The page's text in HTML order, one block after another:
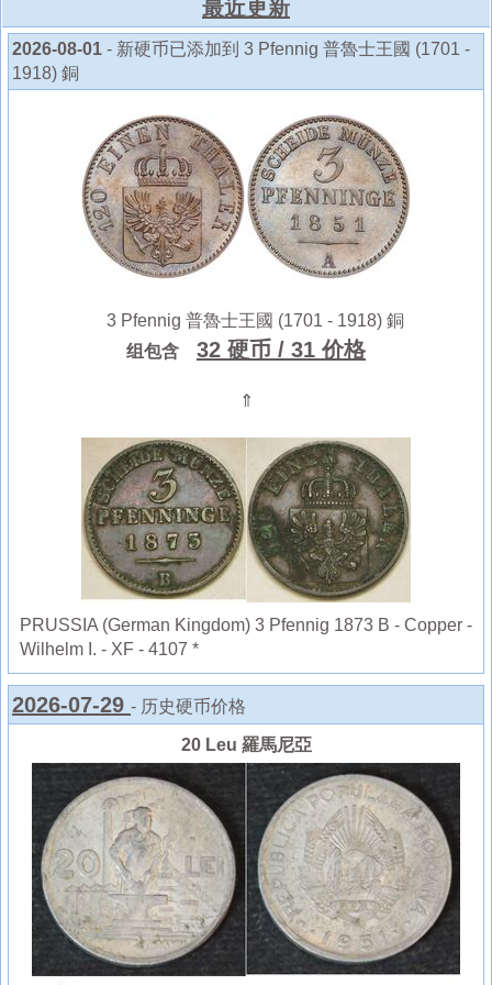
最近更新
2026-08-01 - 新硬币已添加到 3 Pfennig 普魯士王國 (1701 -
1918) 銅
3 Pfennig 普魯士王國 (1701 - 1918) 銅
组包含
32 硬币 / 31 价格
⇑
PRUSSIA (German Kingdom) 3 Pfennig 1873 B - Copper -
Wilhelm I. - XF - 4107 *
2026-07-29 - 历史硬币价格
20 Leu 羅馬尼亞